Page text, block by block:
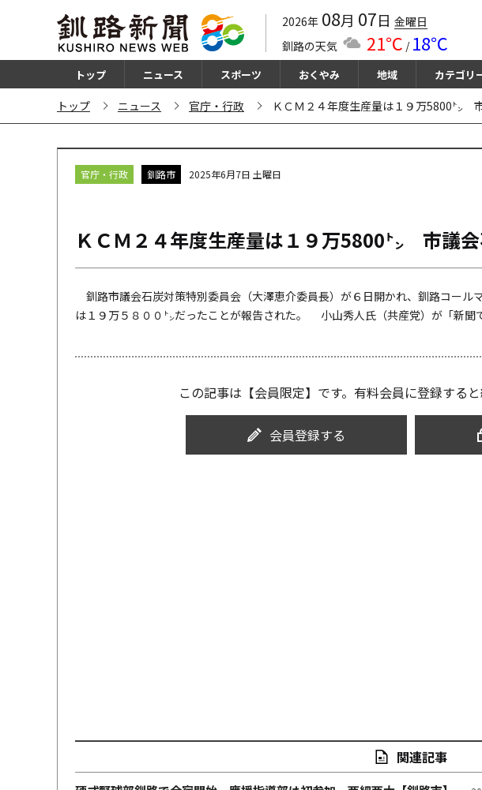
2026年 08月 07日 金曜日
釧路の天気
21℃ / 18℃
トップ ニュース スポーツ おくやみ 地域 カテゴリ
トップ ニュース 官庁・行政 ＫＣＭ２４年度生産量は１９万5800㌧
官庁・行政 釧路市 2025年6月7日 土曜日
ＫＣＭ２４年度生産量は１９万5800㌧ 市議会
釧路市議会石炭対策特別委員会（大澤恵介委員長）が６日開かれ、釧路コール
は１９万５８００㌧だったことが報告された。 小山秀人氏（共産党）が「新聞
この記事は【会員限定】です。有料会員に登録する
会員登録する
関連記事